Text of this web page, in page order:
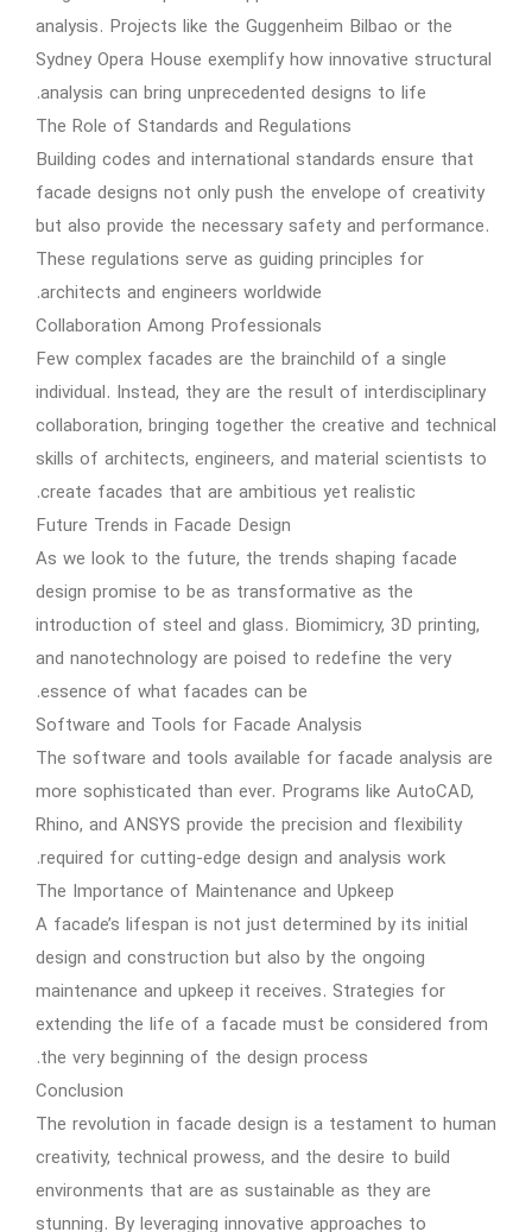
analysis. Projects like the Guggenheim Bilbao or the
Sydney Opera House exemplify how innovative structural
analysis can bring unprecedented designs to life.
The Role of Standards and Regulations
Building codes and international standards ensure that
facade designs not only push the envelope of creativity
but also provide the necessary safety and performance.
These regulations serve as guiding principles for
architects and engineers worldwide.
Collaboration Among Professionals
Few complex facades are the brainchild of a single
individual. Instead, they are the result of interdisciplinary
collaboration, bringing together the creative and technical
skills of architects, engineers, and material scientists to
create facades that are ambitious yet realistic.
Future Trends in Facade Design
As we look to the future, the trends shaping facade
design promise to be as transformative as the
introduction of steel and glass. Biomimicry, 3D printing,
and nanotechnology are poised to redefine the very
essence of what facades can be.
Software and Tools for Facade Analysis
The software and tools available for facade analysis are
more sophisticated than ever. Programs like AutoCAD,
Rhino, and ANSYS provide the precision and flexibility
required for cutting-edge design and analysis work.
The Importance of Maintenance and Upkeep
A facade’s lifespan is not just determined by its initial
design and construction but also by the ongoing
maintenance and upkeep it receives. Strategies for
extending the life of a facade must be considered from
the very beginning of the design process.
Conclusion
The revolution in facade design is a testament to human
creativity, technical prowess, and the desire to build
environments that are as sustainable as they are
stunning. By leveraging innovative approaches to